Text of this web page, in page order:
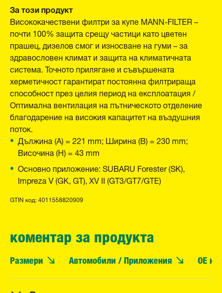
За този продукт
Висококачествени филтри за купе MANN-FILTER –
почти 100% защита срещу частици като цветен
прашец, дизелов смог и износване на гуми – за
здравословен климат и защита на климатичната
система. Точното прилягане и съвършената
херметичност гарантират постоянна филтрираща
способност през целия период на експлоатация /
Оптимална вентилация на пътническото отделение
благодарение на високия капацитет на въздушния
поток.
Дължина (A) = 221 mm; Ширина (B) = 230 mm;
Височина (H) = 43 mm
Основно приложение: SUBARU Forester (SK),
Impreza V (GK, GT), XV II (GT3/GT7/GTE)
GTIN код: 4011558820909
коментар за продукта
Размери Автомобили / Приложения OE